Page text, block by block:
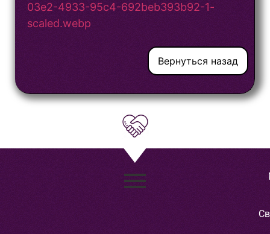
03e2-4933-95c4-692beb393b92-1-
scaled.webp
Вернуться назад